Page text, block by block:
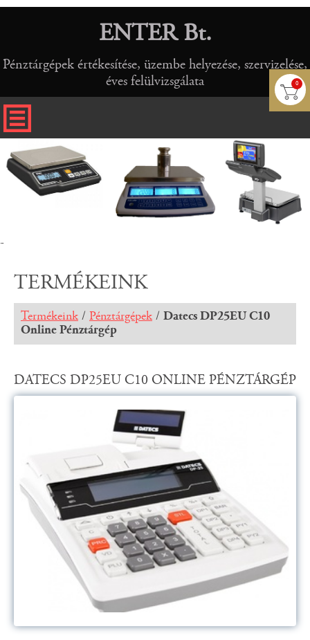
0
ENTER Bt.
Pénztárgépek értékesítése, üzembe helyezése, szervizelése,
éves felülvizsgálata
-
TERMÉKEINK
Termékeink / Pénztárgépek / Datecs DP25EU C10
Online Pénztárgép
DATECS DP25EU C10 ONLINE PÉNZTÁRGÉP